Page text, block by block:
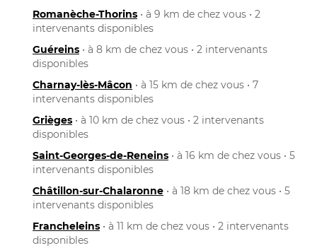
Romanèche-Thorins • à 9 km de chez vous • 2
intervenants disponibles
Guéreins • à 8 km de chez vous • 2 intervenants
disponibles
Charnay-lès-Mâcon • à 15 km de chez vous • 7
intervenants disponibles
Grièges • à 10 km de chez vous • 2 intervenants
disponibles
Saint-Georges-de-Reneins • à 16 km de chez vous • 5
intervenants disponibles
Châtillon-sur-Chalaronne • à 18 km de chez vous • 5
intervenants disponibles
Francheleins • à 11 km de chez vous • 2 intervenants
disponibles